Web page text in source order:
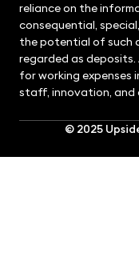
reliance on the
consequential,
the potential of such
regarded as deposits.
for working expenses
staff, innovation, and
© 2025